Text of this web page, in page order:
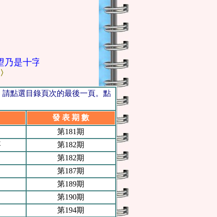
是十字架，我們擁有這個，就擁有一切，十字架
點選目錄頁次的最後一頁。點
發 表 期 數
第181期
第182期
第182期
第187期
第189期
第190期
第194期